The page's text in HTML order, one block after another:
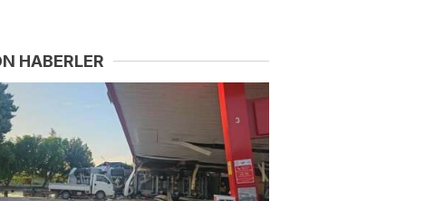
HABERLER